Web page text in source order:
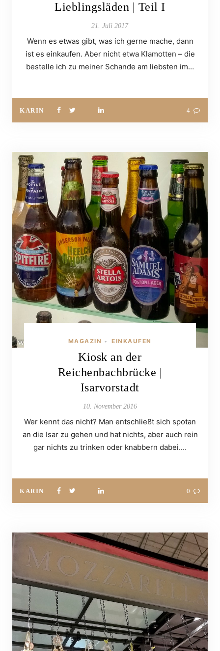
Lieblingsläden | Teil I
21. Juli 2017
Wenn es etwas gibt, was ich gerne mache, dann
ist es einkaufen. Aber nicht etwa Klamotten – die
bestelle ich zu meiner Schande am liebsten im…
KARIN 4
MAGAZIN • EINKAUFEN
Kiosk an der
Reichenbachbrücke |
Isarvorstadt
10. November 2016
Wer kennt das nicht? Man entschließt sich spotan
an die Isar zu gehen und hat nichts, aber auch rein
gar nichts zu trinken oder knabbern dabei.…
KARIN 0